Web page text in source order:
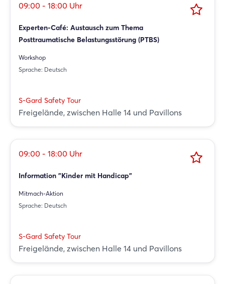
09:00 - 18:00 Uhr
Experten-Café: Austausch zum Thema
Posttraumatische Belastungsstörung (PTBS)
Workshop
Sprache: Deutsch
S-Gard Safety Tour
Freigelände, zwischen Halle 14 und Pavillons
09:00 - 18:00 Uhr
Information "Kinder mit Handicap"
Mitmach-Aktion
Sprache: Deutsch
S-Gard Safety Tour
Freigelände, zwischen Halle 14 und Pavillons